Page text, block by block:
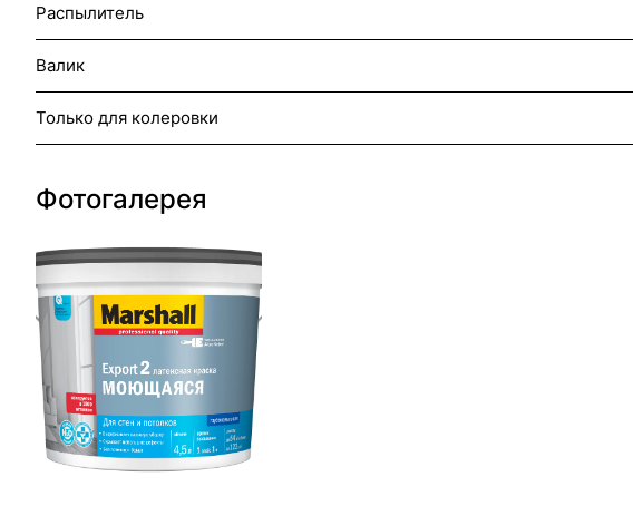
Распылитель
Валик
Только для колеровки
Фотогалерея